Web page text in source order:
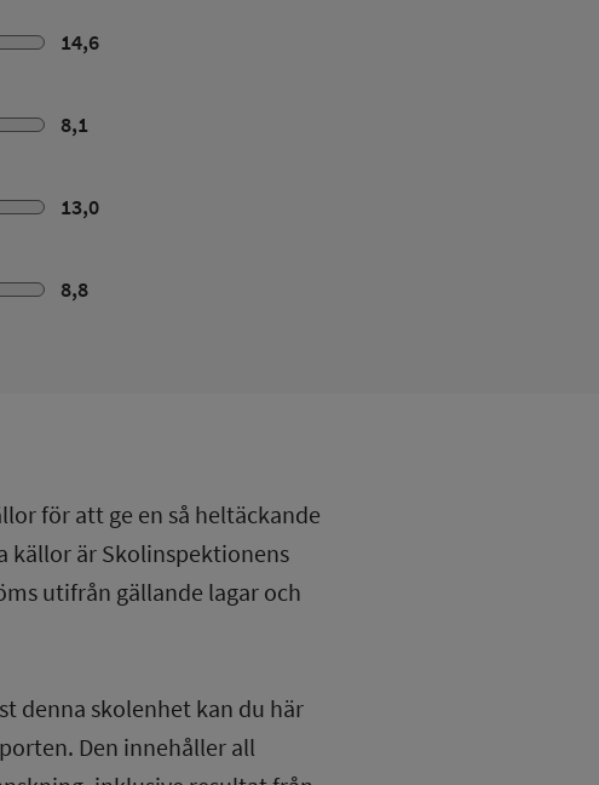
14,6
8,1
13,0
8,8
för att ge en så heltäckande
källor är Skolinspektionens
utifrån gällande lagar och
denna skolenhet kan du här
Den innehåller all